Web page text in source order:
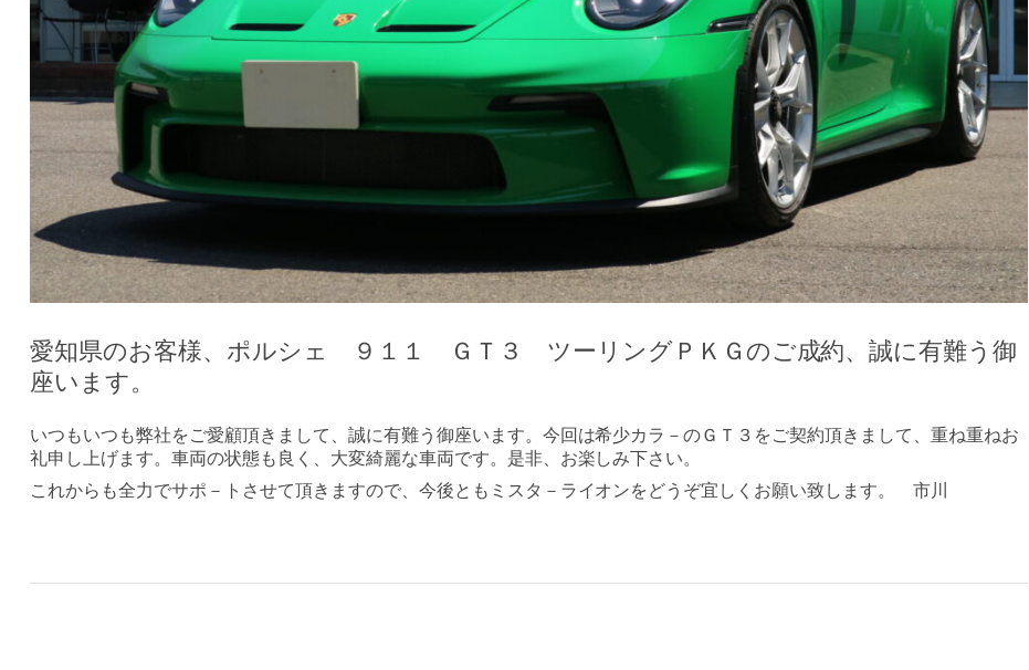
愛知県のお客様、ポルシェ ９１１ ＧＴ３ ツーリングＰＫＧのご成約、誠に有難う御
座います。
いつもいつも弊社をご愛顧頂きまして、誠に有難う御座います。今回は希少カラ－のＧＴ３をご契約頂きまして、重ね重ねお
礼申し上げます。車両の状態も良く、大変綺麗な車両です。是非、お楽しみ下さい。
これからも全力でサポ－トさせて頂きますので、今後ともミスタ－ライオンをどうぞ宜しくお願い致します。 市川